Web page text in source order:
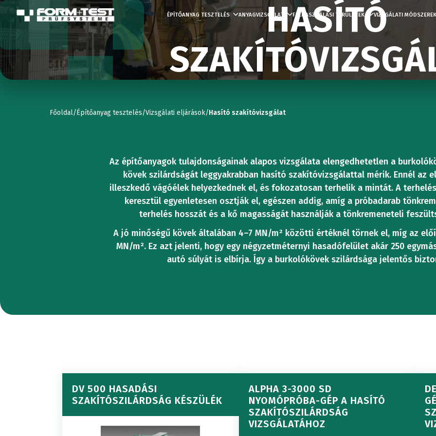
ÉPÍTŐANYAG TESZTELÉS
TESZTGÉPEK
Kompressziót
vizsgáló
gépek
Hajlításvizsgáló
gépek
Kombinált
és
hajlításvizsgáló
VIZSGÁLÓ ÉS
LABORATÓRIUMI
BERENDEZÉSEK
Friss
beton
vizsgáló
beton
vizsgáló
KÉPZÉSI
Építőipari
Fa
Digitális
ANYAGVIZSGÁLAT
UNIVERZÁLIS
STATIKUS
VIZSGÁLÓGÉPEK
UNIVERZÁLIS
DINAMIKUS
RENDSZEREK
Digitális
vezérlőrendszerek
Vezérlőállomások
hengerek
cellák
Híd
csapágy
Dübel
kihúzás
FELHASZNÁLÁSI TERÜLETEK
AUTÓIPAR
MEZŐGAZDASÁG
REPÜLŐGÉP
ÉS -
VIZSGÁLATI MÓDSZEREK
KEMÉNYSÉGVIZSGÁLAT
BELSŐ
SZAKÍTÓVIZSGÁLAT
VIZSGÁLAT
KÚSZÁS-
HASÍTÓ
Főoldal/Építőanyag tesztelés/Vizsgálati eljárások/Hasító szakítóvizsgálat
Az építőanyagok tulajdonságainak alapos vizsgálata elengedhetetlen a
kövek szilárdságát leggyakrabban hasító szakítóvizsgálattal mérik. Ennél az
illeszkedő vágóélek helyezkednek el, és fokozatosan terhelik a mintát. A
keresztül egyenletesen osztják el, egészen addig, amíg a próbadarab
terhelés hosszát és a kő magasságát használják a tönkremeneteli
A jó minőségű kövek általában 4–7 MN/m² közötti értéknél törnek el, míg az
MN/m². Ez azt jelenti, hogy egy négyzetméternyi hasadófelület akár 250
autó súlyát is elbírja. Így a burkolókövek szilárdsága jelentős
DV 500 HASADÁSI
SZAKÍTÓSZILÁRDSÁG KÉSZÜLÉK
ALPHA 3-3000 SD
NYOMÓPRÓBA-GÉP A HASÍTÓ
SZAKÍTÓSZILÁRDSÁG
VIZSGÁLATÁHOZ